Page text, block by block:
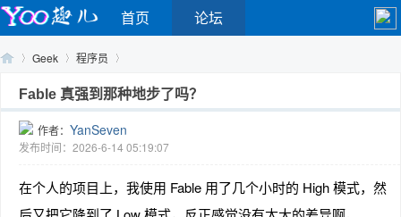
首页 论坛
Geek
›
程序员
›
Fable 真强到那种地步了吗？
作者： YanSeven
发布时间：2026-6-14 05:19:07
在个人的项目上，我使用 Fable 用了几个小时的 High 模式，然